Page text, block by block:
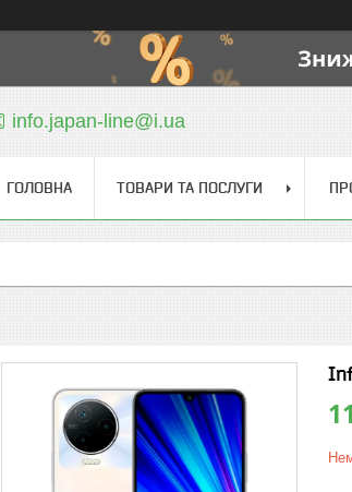
info.japan-line@i.ua
ГОЛОВНА ТОВАРИ ТА ПОСЛУГИ